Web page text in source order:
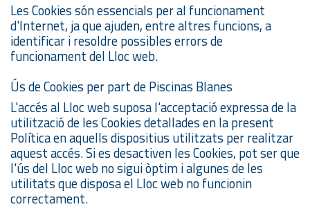
Les Cookies són essencials per al funcionament
d'Internet, ja que ajuden, entre altres funcions, a
identificar i resoldre possibles errors de
funcionament del Lloc web.
Ús de Cookies per part de Piscinas Blanes
L'accés al Lloc web suposa l'acceptació expressa de la
utilització de les Cookies detallades en la present
Política en aquells dispositius utilitzats per realitzar
aquest accés. Si es desactiven les Cookies, pot ser que
l'ús del Lloc web no sigui òptim i algunes de les
utilitats que disposa el Lloc web no funcionin
correctament.